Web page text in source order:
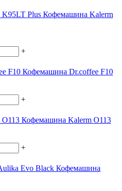
Кофемашина Kalerm
+
Кофемашина Dr.coffee F10
+
Кофемашина Kalerm О113
+
Кофемашина